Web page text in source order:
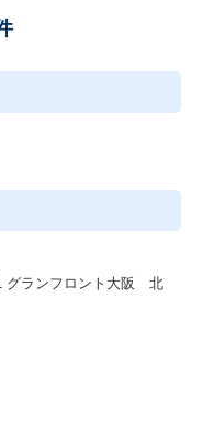
グランフロント大阪 北